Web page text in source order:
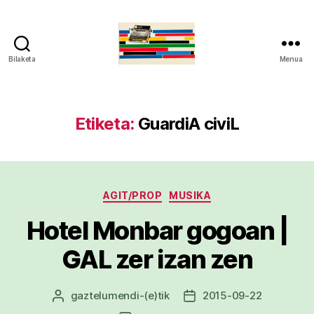
Bilaketa Menua
Etiketa: GuardiA civiL
Kategoriak
AGIT/PROP MUSIKA
Hotel Monbar gogoan |
GAL zer izan zen
Argitalpenaren
gaztelumendi-(e)tik
Argitalpenaren
2015-09-22